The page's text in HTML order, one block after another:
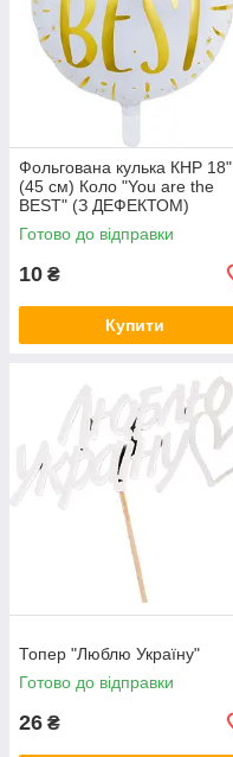
Фольгована кулька КНР 18"
(45 см) Коло "You are the
BEST" (З ДЕФЕКТОМ)
Готово до відправки
10 ₴
Купити
Топер "Люблю Україну"
Готово до відправки
26 ₴